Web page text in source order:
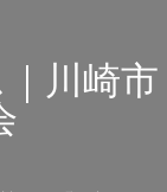
川崎市